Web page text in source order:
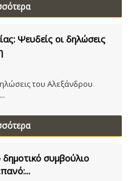
Ψευδείς οι δηλώσεις
του Αλεξάνδρου
συμβούλιο